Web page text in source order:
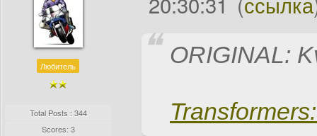
Любитель
Total Posts : 344
Scores: 3
ORIGINAL: